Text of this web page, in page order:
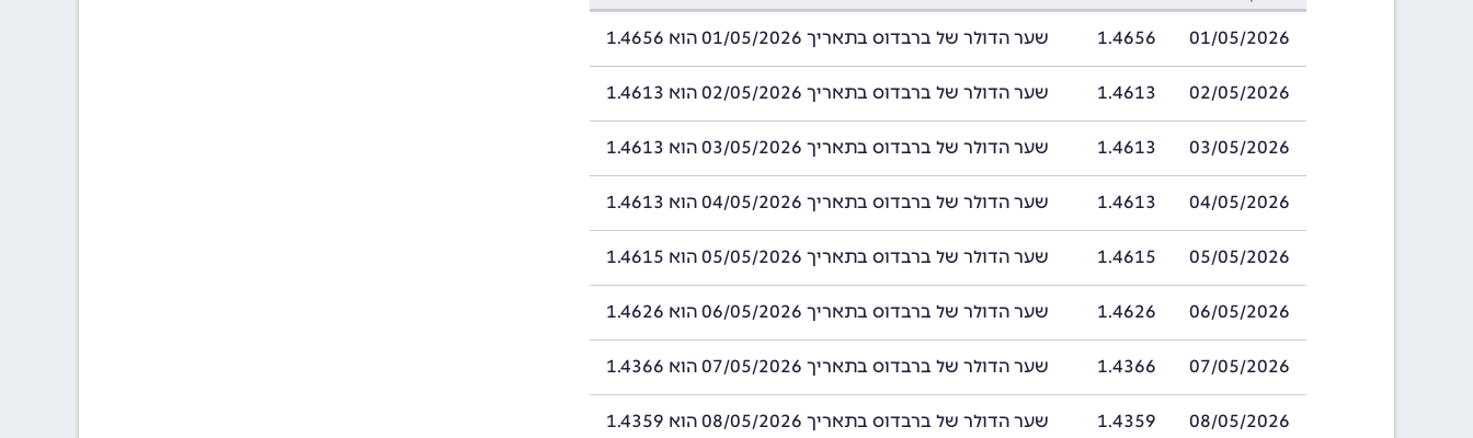
01/05/2026
1.4656 שער הדולר של ברבדוס בתאריך 01/05/2026 הוא 1.4656
02/05/2026
1.4613 שער הדולר של ברבדוס בתאריך 02/05/2026 הוא 1.4613
03/05/2026
1.4613 שער הדולר של ברבדוס בתאריך 03/05/2026 הוא 1.4613
04/05/2026
1.4613 שער הדולר של ברבדוס בתאריך 04/05/2026 הוא 1.4613
05/05/2026
1.4615 שער הדולר של ברבדוס בתאריך 05/05/2026 הוא 1.4615
06/05/2026
1.4626 שער הדולר של ברבדוס בתאריך 06/05/2026 הוא 1.4626
07/05/2026
1.4366 שער הדולר של ברבדוס בתאריך 07/05/2026 הוא 1.4366
08/05/2026
1.4359 שער הדולר של ברבדוס בתאריך 08/05/2026 הוא 1.4359